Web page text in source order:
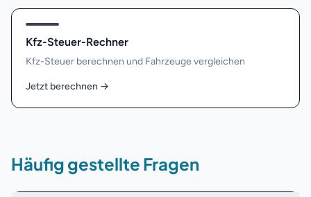
Kfz-Steuer-Rechner
Kfz-Steuer berechnen und Fahrzeuge vergleichen
Jetzt berechnen →
Häufig gestellte Fragen